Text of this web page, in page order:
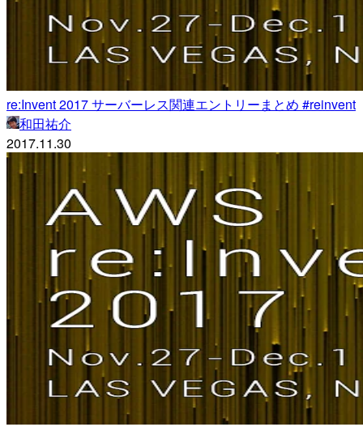
re:Invent 2017 サーバーレス関連エントリーまとめ #reinvent
和田祐介
2017.11.30